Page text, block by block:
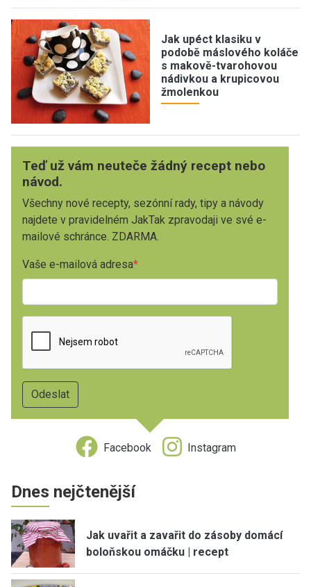
Jak upéct klasiku v
podobě máslového koláče
s makově-tvarohovou
nádivkou a krupicovou
žmolenkou
Teď už vám neuteče žádný recept nebo
návod.
Všechny nové recepty, sezónní rady, tipy a návody
najdete v pravidelném JakTak zpravodaji ve své e-
mailové schránce. ZDARMA.
Vaše e-mailová adresa
Facebook Instagram
Dnes nejčtenější
Jak uvařit a zavařit do zásoby domácí
boloňskou omáčku | recept